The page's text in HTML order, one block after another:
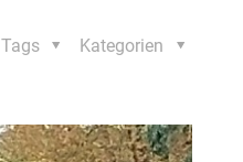
Kategorien
Tags